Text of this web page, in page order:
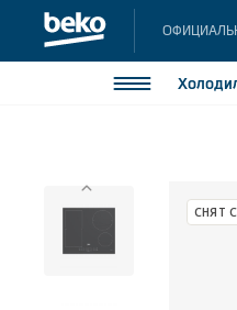
Стиральные и
СНЯТ